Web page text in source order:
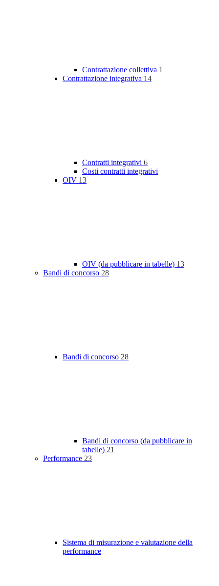
Contrattazione collettiva 1
Contrattazione integrativa 14
Contratti integrativi 6
Costi contratti integrativi
OIV 13
OIV (da pubblicare in tabelle) 13
Bandi di concorso 28
Bandi di concorso 28
Bandi di concorso (da pubblicare in
tabelle) 21
Performance 23
Sistema di misurazione e valutazione della
performance